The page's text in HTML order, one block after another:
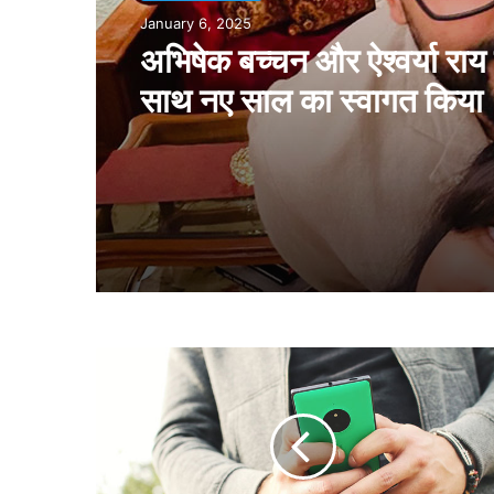
January 6, 2025
अभिषेक बच्चन और ऐश्वर्या
साथ नए साल का स्वागत किया
Entertainment
September 1, 2024
अंकिता लोखंडे और विक्की
मेहमान की दस्तक, वीडियो